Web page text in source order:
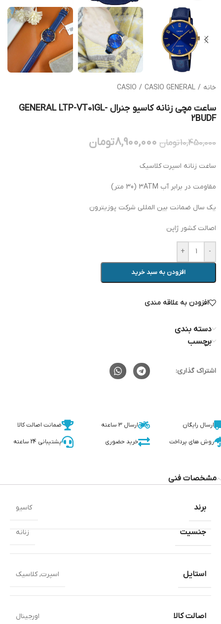
خانه /
CASIO / CASIO GENERAL
ساعت مچی زنانه کاسیو جنرال GENERAL LTP-VT01GL-
2BUDF
10,450,000تومان 8,900,000تومان
ساعت زنانه اسپرت کلاسیک
مقاومت در برابر آب 3ATM (30 متر)
یک سال ضمانت بین المللی شرکت پوزیترون
اصالت کشور ژاپن
-
+
افزودن به سبد خرید
افزودن به علاقه مندی
دسته بندی
برچسب
اشتراک گذاری:
ارسال رایگان ارسال 3 ساعته ضمانت اصالت کالا
روش های پرداخت خرید حضوری پشتیبانی 24 ساعته
مشخصات فنی
جنسیت زنانه
استایل اسپرت,کلاسیک
اصالت کالا اورجینال
برند کاسیو